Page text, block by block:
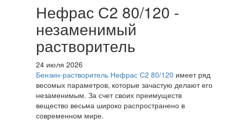
Нефрас С2 80/120 -
незаменимый
растворитель
24 июля 2026
Бензин-растворитель Нефрас С2 80/120 имеет ряд
весомых параметров, которые зачастую делают его
незаменимым. За счет своих преимуществ
вещество весьма широко распространено в
современном мире.